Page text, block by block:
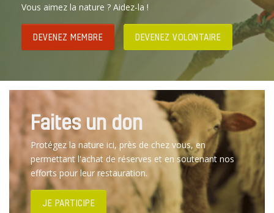
Vous aimez la nature ? Aidez-la !
DEVENEZ MEMBRE DEVENEZ VOLONTAIRE
Faites un don
Protégez la nature ici, près de chez vous, en
permettant l'achat de réserves et en soutenant nos
efforts pour leur restauration.
JE PARTICIPE